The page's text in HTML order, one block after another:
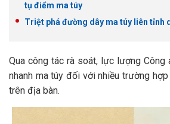
tụ điểm ma túy
Triệt phá đường dây ma túy liên tỉnh
Qua công tác rà soát, lực lượng
nhanh ma túy đối với nhiều trường
trên địa bàn.